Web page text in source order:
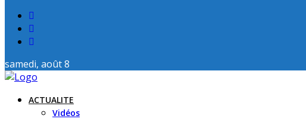
samedi, août 8
ACTUALITE
Vidéos